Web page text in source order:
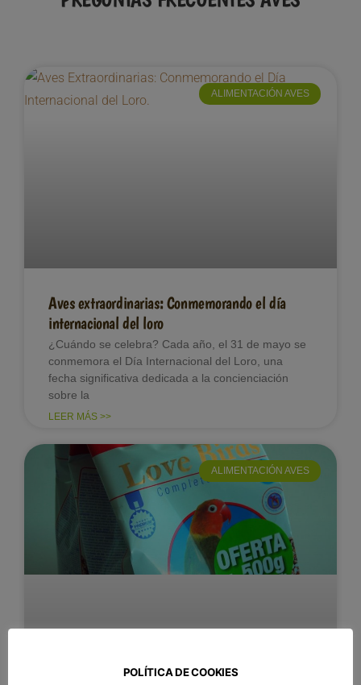
ALIMENTACIÓN AVES
Aves extraordinarias: Conmemorando el día
internacional del loro
¿Cuándo se celebra? Cada año, el 31 de mayo se
conmemora el Día Internacional del Loro, una
fecha significativa dedicada a la concienciación
sobre la
LEER MÁS >>
ALIMENTACIÓN AVES
POLÍTICA DE COOKIES